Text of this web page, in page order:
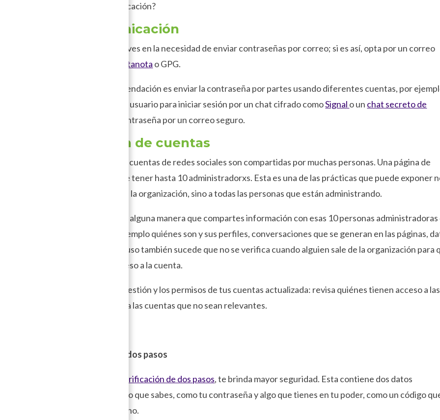
cuenta de la aplicación?
4. Comunicación
En ocasiones te ves en la necesidad de enviar contraseñas por correo; si es así, opta por un correo
Tutanota o GPG.
Otra recomendación es enviar la contraseña por partes usando diferentes cuentas, por
puedes enviar el usuario para iniciar sesión por un chat cifrado comoSignal o un chat secreto de
y la contraseña por un correo seguro.
5. Gestión de cuentas
En ocasiones las cuentas de redes sociales son compartidas por muchas personas. Una página de
Facebook puede tener hasta 10 administradorxs. Esta es una de las prácticas que puede exponer
sólo la cuenta de la organización, sino a todas las personas que están administrando.
Esto significa de alguna manera que compartes información con esas 10 personas administradoras
la cuenta: por ejemplo quiénes son y sus perfiles, conversaciones que se generan en las páginas,
personales. Incluso también sucede que no se verifica cuando alguien sale de la organización para
ya no tenga acceso a la cuenta.
: Mantén la gestión y los permisos de tus cuentas actualizada: revisa quiénes tienen acceso a las
cuentas y elimina las cuentas que no sean relevantes.
Verificación de dos pasos
verificación de dos pasos, te brinda mayor seguridad. Esta contiene dos datos
importantes: algo que sabes, como tu contraseña y algo que tienes en tu poder, como un código
envía a tu teléfono.